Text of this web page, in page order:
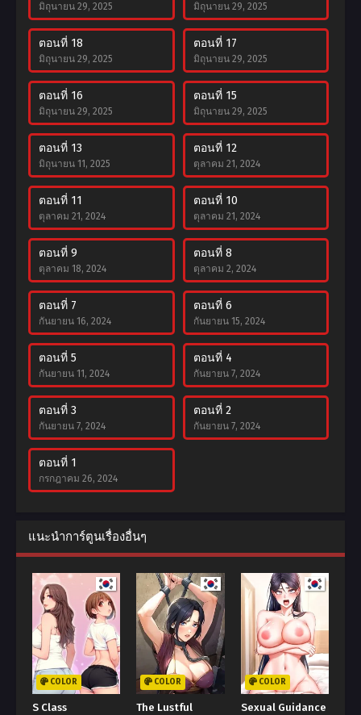
มิถุนายน 29, 2025 มิถุนายน 29, 2025
ตอนที่ 18
มิถุนายน 29, 2025
ตอนที่ 17
มิถุนายน 29, 2025
ตอนที่ 16
มิถุนายน 29, 2025
ตอนที่ 15
มิถุนายน 29, 2025
ตอนที่ 13
มิถุนายน 11, 2025
ตอนที่ 12
ตุลาคม 21, 2024
ตอนที่ 11
ตุลาคม 21, 2024
ตอนที่ 10
ตุลาคม 21, 2024
ตอนที่ 9
ตุลาคม 18, 2024
ตอนที่ 8
ตุลาคม 2, 2024
ตอนที่ 7
กันยายน 16, 2024
ตอนที่ 6
กันยายน 15, 2024
ตอนที่ 5
กันยายน 11, 2024
ตอนที่ 4
กันยายน 7, 2024
ตอนที่ 3
กันยายน 7, 2024
ตอนที่ 2
กันยายน 7, 2024
ตอนที่ 1
กรกฎาคม 26, 2024
แนะนำการ์ตูนเรื่องอื่นๆ
COLOR
S Class
COLOR
The Lustful
COLOR
Sexual Guidance